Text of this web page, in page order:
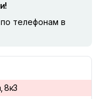
телефонам в
8к3